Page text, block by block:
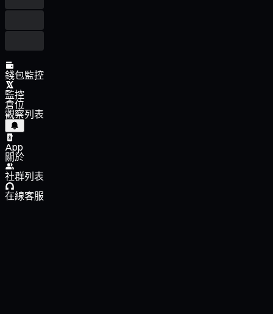
錢包監控
監控
倉位
觀察列表
App
關於
社群列表
在線客服